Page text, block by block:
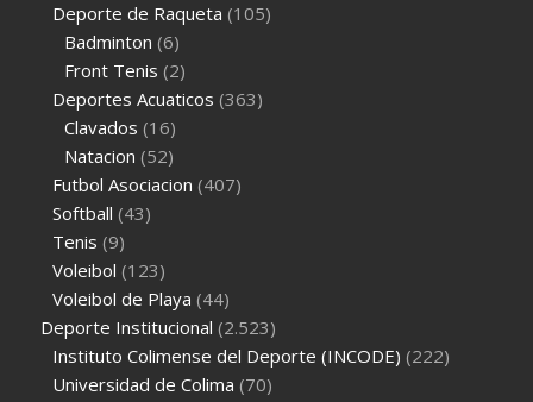
Deporte de Raqueta (105)
Badminton (6)
Front Tenis (2)
Deportes Acuaticos (363)
Clavados (16)
Natacion (52)
Futbol Asociacion (407)
Softball (43)
Tenis (9)
Voleibol (123)
Voleibol de Playa (44)
Deporte Institucional (2.523)
Instituto Colimense del Deporte (INCODE) (222)
Universidad de Colima (70)